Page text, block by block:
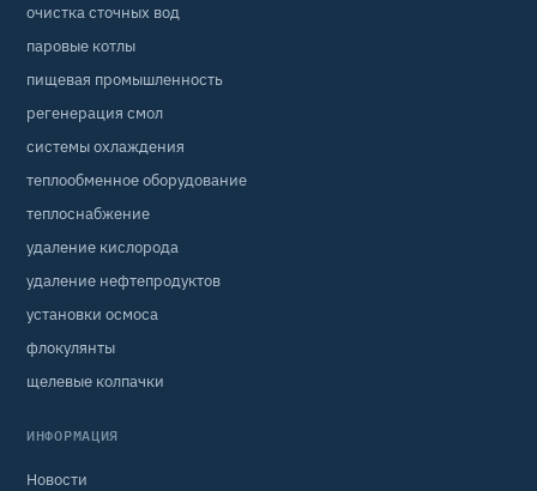
очистка сточных вод
паровые котлы
пищевая промышленность
регенерация смол
системы охлаждения
теплообменное оборудование
теплоснабжение
удаление кислорода
удаление нефтепродуктов
установки осмоса
флокулянты
щелевые колпачки
ИНФОРМАЦИЯ
Новости